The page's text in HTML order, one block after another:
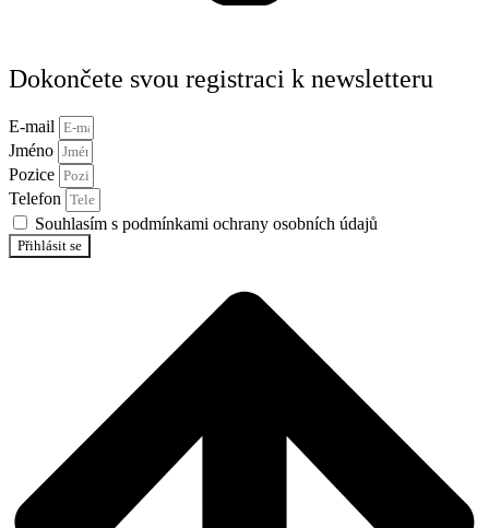
Dokončete svou registraci k newsletteru
E-mail
Jméno
Pozice
Telefon
Souhlasím s podmínkami ochrany osobních údajů
Přihlásit se